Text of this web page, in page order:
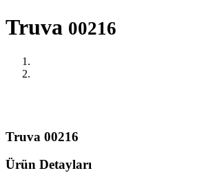
Truva 00216
Truva 00216
Ürün Detayları